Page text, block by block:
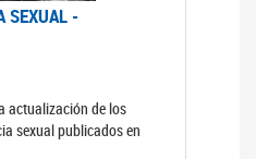
SEXUAL -
actualización de los
sexual publicados en